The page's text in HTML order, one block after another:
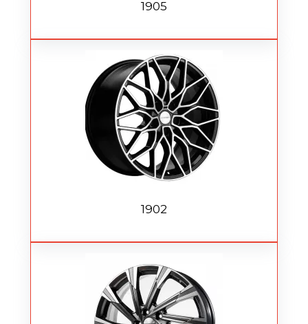
1905
1902